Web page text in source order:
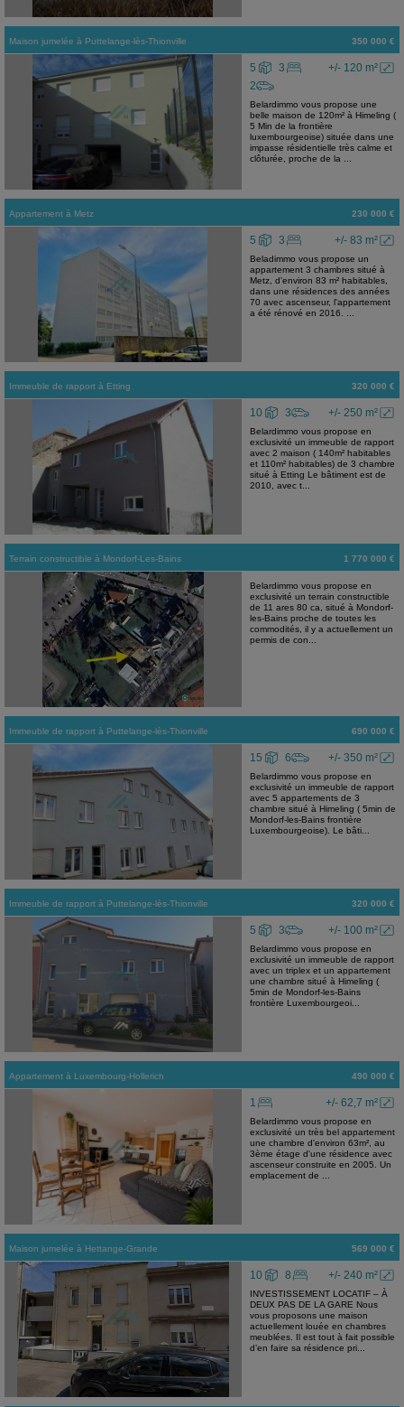
Maison jumelée à Puttelange-lès-Thionville 350 000 €
+/- 120 m²
5
3
2
Belardimmo vous propose une
belle maison de 120m² à Himeling (
5 Min de la frontière
luxembourgeoise) située dans une
impasse résidentielle très calme et
clôturée, proche de la ...
Appartement à Metz 230 000 €
+/- 83 m²
5 3
Beladimmo vous propose un
appartement 3 chambres situé à
Metz, d'environ 83 m² habitables,
dans une résidences des années
70 avec ascenseur, l'appartement
a été rénové en 2016. ...
Immeuble de rapport à Etting 320 000 €
+/- 250 m²
10 3
Belardimmo vous propose en
exclusivité un immeuble de rapport
avec 2 maison ( 140m² habitables
et 110m² habitables) de 3 chambre
situé à Etting Le bâtiment est de
2010, avec t...
Terrain constructible à Mondorf-Les-Bains 1 770 000 €
Belardimmo vous propose en
exclusivité un terrain constructible
de 11 ares 80 ca, situé à Mondorf-
les-Bains proche de toutes les
commodités, il y a actuellement un
permis de con...
Immeuble de rapport à Puttelange-lès-Thionville 690 000 €
+/- 350 m²
15 6
Belardimmo vous propose en
exclusivité un immeuble de rapport
avec 5 appartements de 3
chambre situé à Himeling ( 5min de
Mondorf-les-Bains frontière
Luxembourgeoise). Le bâti...
Immeuble de rapport à Puttelange-lès-Thionville 320 000 €
+/- 100 m²
5 3
Belardimmo vous propose en
exclusivité un immeuble de rapport
avec un triplex et un appartement
une chambre situé à Himeling (
5min de Mondorf-les-Bains
frontière Luxembourgeoi...
Appartement à Luxembourg-Hollerich 490 000 €
+/- 62,7 m²
1
Belardimmo vous propose en
exclusivité un très bel appartement
une chambre d'environ 63m², au
3ème étage d'une résidence avec
ascenseur construite en 2005. Un
emplacement de ...
Maison jumelée à Hettange-Grande 569 000 €
+/- 240 m²
10 8
INVESTISSEMENT LOCATIF – À
DEUX PAS DE LA GARE Nous
vous proposons une maison
actuellement louée en chambres
meublées. Il est tout à fait possible
d’en faire sa résidence pri...